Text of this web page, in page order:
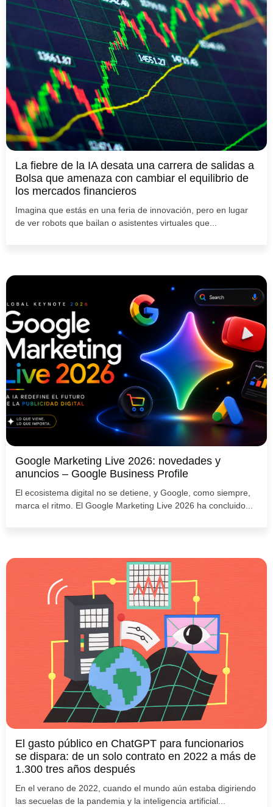
La fiebre de la IA desata una carrera de salidas a
Bolsa que amenaza con cambiar el equilibrio de
los mercados financieros
Imagina que estás en una feria de innovación, pero en lugar
de ver robots que bailan o asistentes virtuales que...
Google Marketing Live 2026: novedades y
anuncios – Google Business Profile
El ecosistema digital no se detiene, y Google, como siempre,
marca el ritmo. El Google Marketing Live 2026 ha concluido...
El gasto público en ChatGPT para funcionarios
se dispara: de un solo contrato en 2022 a más de
1.300 tres años después
En el verano de 2022, cuando el mundo aún estaba digiriendo
las secuelas de la pandemia y la inteligencia artificial...